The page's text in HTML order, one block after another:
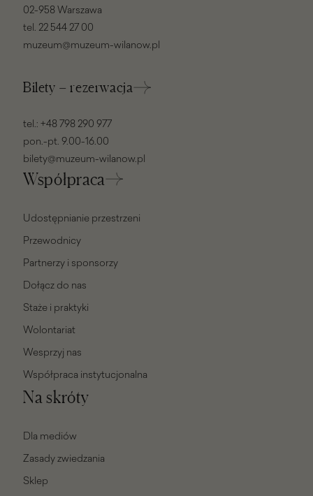
02-958 Warszawa
tel. 22 544 27 00
muzeum@muzeum-wilanow.pl
Bilety – rezerwacja
tel.: +48 798 290 977
pon.-pt. 9.00-16.00
bilety@muzeum-wilanow.pl
Współpraca
Udostępnianie przestrzeni
Przewodnicy
Partnerzy i sponsorzy
Dołącz do nas
Staże i praktyki
Wolontariat
Wesprzyj nas
Współpraca instytucjonalna
Na skróty
Dla mediów
Zasady zwiedzania
Sklep